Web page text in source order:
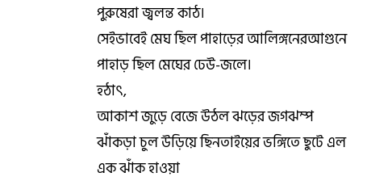
পুরুষেরা জ্বলন্ত কাঠ।
সেইভাবেই মেঘ ছিল পাহাড়ের আলিঙ্গনেরআগুনে
পাহাড় ছিল মেঘের ঢেউ-জলে।
হঠাৎ,
আকাশ জুড়ে বেজে উঠল ঝড়ের জগঝম্প
ঝাঁকড়া চুল উড়িয়ে ছিনতাইয়ের ভঙ্গিতে ছুটে এল
এক ঝাঁক হাওয়া